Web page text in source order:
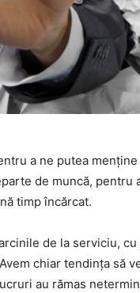
a ne putea
de muncă,
timp încărcat.
de la serviciu,
chiar tendința să
au rămas